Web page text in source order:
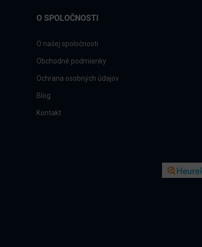
O SPOLOČNOSTI
O našej spoločnosti
Obchodné podmienky
Ochrana osobných údajov
Blog
Kontakt